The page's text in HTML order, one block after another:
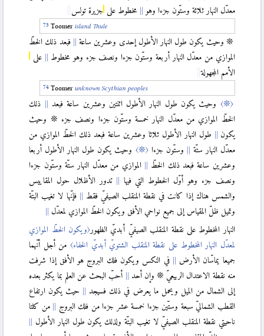
معدّل النهار ثلاثة وستّون جزءا وهو
مخطوط على جزيرة تولس
Toomer island Thule
❊ وحيث يكون طول النهار الأطول إحدى وعشرين ساعة
فبعد ذلك الخطّ
الموازي من معدّل النهار أربعة وستّون جزءا ونصف جزء وهو مخطوط
على
الأمم المجهولة
Toomer unknown Scythian peoples
〈❊〉 وحيث يكون طول النهار الأطول اثنتين وعشرين ساعة فبعد
ذلك
الخطّ الموازي من معدّل النهار خمسة وستّون جزءا ونصف جزء ❊ وحيث
يكون
طول النهار الأطول ثلاثا وعشرين ساعة فبعد ذلك الخطّ الموازي من
معدّل النهار ستّة
وستّون جزءا〈❊〉 وحيث يكون طول النهار الأطول أربعا
وعشرين ساعة فبعد ذلك الخطّ
الموازي من معدّل النهار ستّة وستّون جزءا
ونصف جزء وهو أوّل الخطوط التي فيها
تدور الأظلال حول المقاييس
والشمس هناك إذا كانت في نقطة المنقلب الصيفيّ فقط
فإنّها لا تغيب البتّة
وتميل ظلّ المقياس إلى جميع نواحي الأفق ويكون الخطّ الموازي لمعدّل
النهار المخطوط على نقطة المنقلب الصيفيّ أبديّ الظهور〈ويكون الخطّ الموازي
لمعدّل النهار المخطوط على نقطة المنقلب الشتويّ أبديّ الخفاء〉من أجل أنّهما
جميعا يماسّان الأرض
في النكس ويكون فلك البروج هو الأفق إذا شرفت
منه نقطة الاعتدال الربيعيّ ❊ وإن أحد
أحبّ البحث عن العلم بما يكثر بعده
إلى الشمال من الميل ويحمل ما يعرض في ذلك فسيجد
حيث يكون ارتفاع
القطب الشماليّ سبعة وستّين جزءا خمسة عشر جزءا من فلك البروج
من كلتا
ناحيتي نقطة المنقلب الصيفيّ لا تغيب البتّة ولذلك يكون طول النهار الأطول